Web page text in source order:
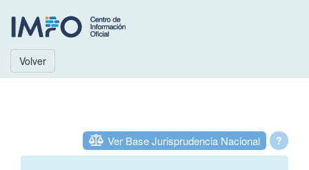
Volver
?
Ver Base Jurisprudencia Nacional